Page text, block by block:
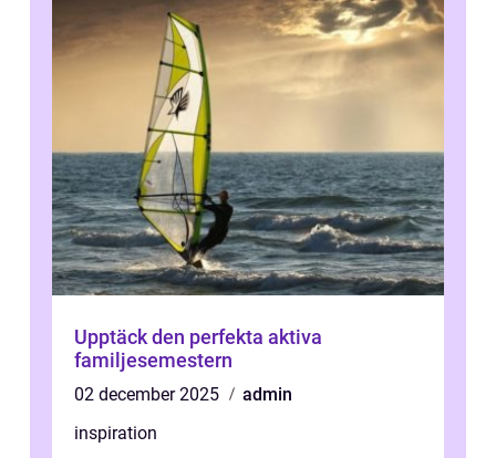
Upptäck den perfekta aktiva
familjesemestern
02 december 2025
admin
inspiration